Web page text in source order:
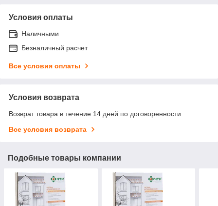
Условия оплаты
Наличными
Безналичный расчет
Все условия оплаты
Условия возврата
Возврат товара в течение 14 дней по договоренности
Все условия возврата
Подобные товары компании